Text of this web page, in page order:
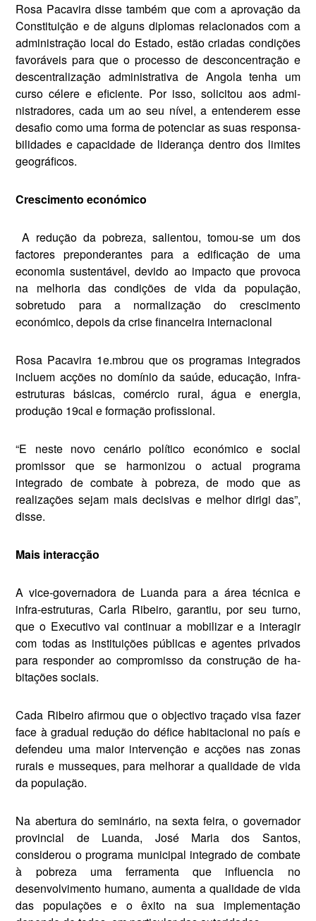
Rosa Pacavira disse também que com a aprovação da
Constituição e de alguns diplomas relacionados com a
administração local do Estado, estão criadas condições
favoráveis para que o processo de desconcentração e
descentralização administrativa de Angola tenha um
curso célere e efi­ciente. Por isso, solicitou aos admi­
nistradores, cada um ao seu nível, a entenderem esse
desafio como uma forma de potenciar as suas responsa­
bilidades e capacidade de liderança dentro dos limites
geográficos.
Crescimento económico
A redução da pobreza, salientou, tomou-se um dos
factores prepon­derantes para a edificação de uma
economia sustentável, devido ao impacto que provoca
na melhoria das condições de vida da popula­ção,
sobretudo para a normalização do crescimento
económico, depois da crise financeira internacional
Rosa Pacavira 1e.mbrou que os programas integrados
incluem ac­ções no domínio da saúde, educa­ção, infra-
estruturas básicas, co­mércio rural, água e energia,
produ­ção 19cal e formação profissional.
“E neste novo cenário político económico e social
promissor que se harmonizou o actual programa
integrado de combate à pobreza, de modo que as
realizações sejam mais decisivas e melhor dirigi das”,
disse.
Mais interacção
A vice-governadora de Luanda para a área técnica e
infra-estrutu­ras, Carla Ribeiro, garantiu, por seu turno,
que o Executivo vai conti­nuar a mobilizar e a interagir
com todas as instituições públicas e agentes privados
para responder ao compromisso da construção de ha­
bitações sociais.
Cada Ribeiro afirmou que o ob­jectivo traçado visa fazer
face à gra­dual redução do défice habitacional no país e
defendeu uma maior inter­venção e acções nas zonas
rurais e musseques, para melhorar a qualida­de de vida
da população.
Na abertura do seminário, na sexta feira, o governador
provin­cial de Luanda, José Maria dos Santos,
considerou o programa municipal integrado de combate
à pobreza uma ferramenta que in­fluencia no
desenvolvimento hu­mano, aumenta a qualidade de vida
das populações e o êxito na sua im­plementação